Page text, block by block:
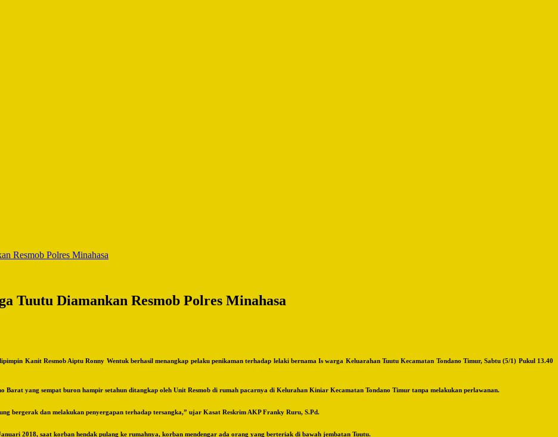
Resmob Polres Minahasa
Tuutu Diamankan Resmob Polres Minahasa
Kanit Resmob Aiptu Ronny Wentuk berhasil menangkap pelaku penikaman terhadap lelaki bernama Is warga Keluarahan Tuutu Kecamatan Tondano Timur, Sabtu (5/1) Pukul 13.40
Barat yang sempat buron hampir setahun ditangkap oleh Unit Resmob di rumah pacarnya di Kelurahan Kiniar Kecamatan Tondano Timur tanpa melakukan perlawanan.
bergerak dan melakukan penyergapan terhadap tersangka,” ujar Kasat Reskrim AKP Franky Ruru, S.Pd.
2018, saat korban hendak pulang ke rumahnya, korban mendengar ada orang yang berteriak di bawah jembatan Tuutu.